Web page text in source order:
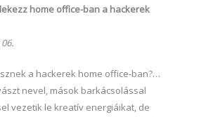
home office-ban a hackerek
a hackerek home office-ban?…
nevel, mások barkácsolással
vezetik le kreatív energiáikat, de